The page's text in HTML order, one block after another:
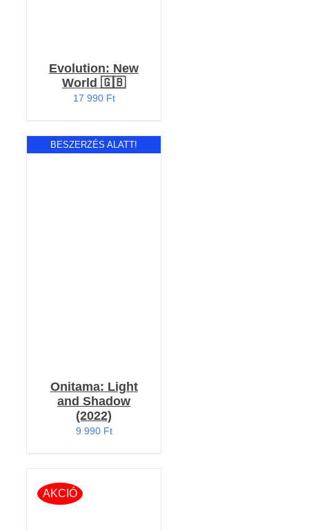
Evolution: New
World 🇬🇧
17 990 Ft
BESZERZÉS ALATT!
Onitama: Light
and Shadow
(2022)
9 990 Ft
AKCIÓ